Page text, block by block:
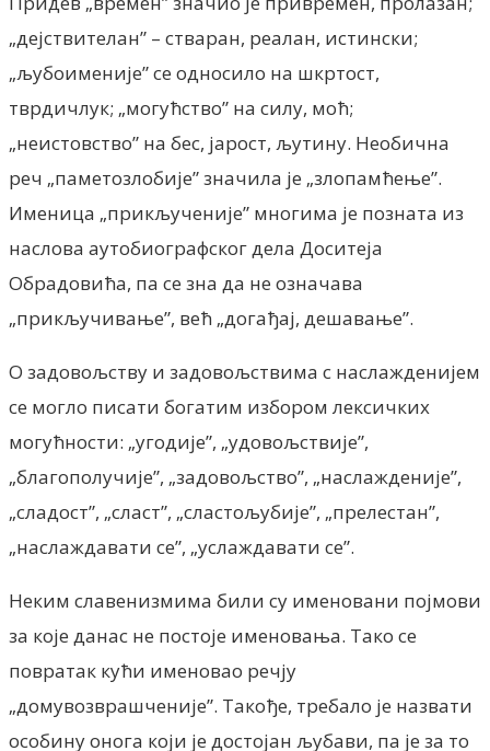
„дејствителан” – стваран, реалан, истински;
„љубоименије” се односило на шкртост,
тврдичлук; „могућство” на силу, моћ;
„неистовство” на бес, јарост, љутину. Необична
реч „паметозлобије” значила је „злопамћење”.
Именица „прикљученије” многима је позната из
наслова аутобиографског дела Доситеја
Обрадовића, па се зна да не означава
„прикључивање”, већ „догађај, дешавање”.
О задовољству и задовољствима с наслажденијем
се могло писати богатим избором лексичких
могућности: „угодије”, „удовољствије”,
„благополучије”, „задовољство”, „наслажденије”,
„сладост”, „сласт”, „сластољубије”, „прелестан”,
„наслаждавати се”, „услаждавати се”.
Неким славенизмима били су именовани појмови
за које данас не постоје именовања. Тако се
повратак кући именовао речју
„домувозврашченије”. Такође, требало је назвати
особину онога који је достојан љубави, па је за то